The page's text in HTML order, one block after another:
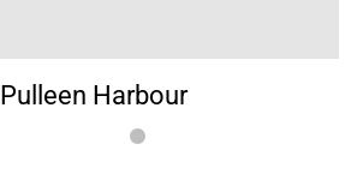
Pulleen Harbour